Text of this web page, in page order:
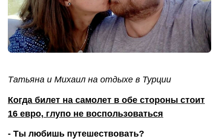
Татьяна и Михаил на отдыхе в Турции
Когда билет на самолет в обе стороны стоит
16 евро, глупо не воспользоваться
- Ты любишь путешествовать?